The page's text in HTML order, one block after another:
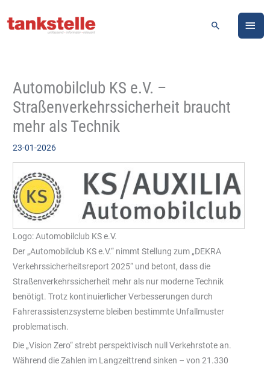
Inhalt
Suchen
Automobilclub KS e.V. –
Straßenverkehrssicherheit braucht
mehr als Technik
23-01-2026
Logo: Automobilclub KS e.V.
Der „Automobilclub KS e.V.“ nimmt Stellung zum „DEKRA
Verkehrssicherheitsreport 2025“ und betont, dass die
Straßenverkehrssicherheit mehr als nur moderne Technik
benötigt. Trotz kontinuierlicher Verbesserungen durch
Fahrerassistenzsysteme bleiben bestimmte Unfallmuster
problematisch.
Die „Vision Zero“ strebt perspektivisch null Verkehrstote an.
Während die Zahlen im Langzeittrend sinken – von 21.330